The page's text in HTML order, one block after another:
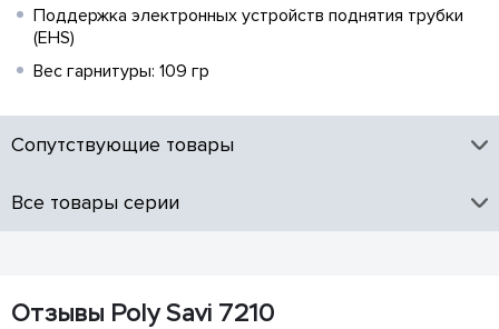
Поддержка электронных устройств поднятия трубки
(EHS)
Вес гарнитуры: 109 гр
Сопутствующие товары
Все товары серии
Отзывы Poly Savi 7210